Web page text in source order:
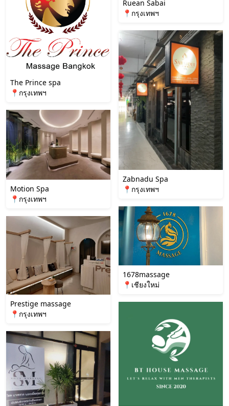
The Prince spa
📍กรุงเทพฯ
Motion Spa
📍กรุงเทพฯ
Prestige massage
📍กรุงเทพฯ
Ruean Sabai
📍กรุงเทพฯ
Zabnadu Spa
📍กรุงเทพฯ
1678massage
📍เชียงใหม่